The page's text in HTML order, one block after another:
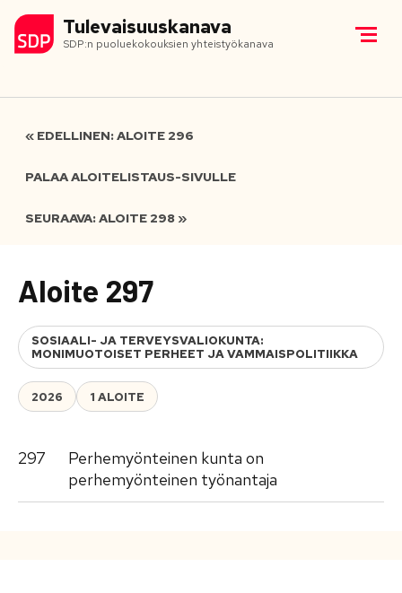
Tulevaisuuskanava
SDP:n puoluekokouksien yhteistyökanava
« EDELLINEN: ALOITE 296
PALAA ALOITELISTAUS-SIVULLE
SEURAAVA: ALOITE 298 »
Aloite 297
SOSIAALI- JA TERVEYSVALIOKUNTA:
MONIMUOTOISET PERHEET JA VAMMAISPOLITIIKKA
2026 1 ALOITE
297
Perhemyönteinen kunta on
perhemyönteinen työnantaja